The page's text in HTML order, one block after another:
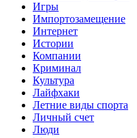
Игры
Импортозамещение
Интернет
Истории
Компании
Криминал
Культура
Лайфхаки
Летние виды спорта
Личный счет
Люди